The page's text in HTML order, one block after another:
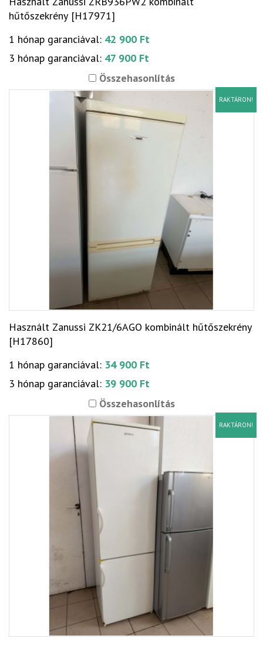
hűtőszekrény [H17971]
1 hónap garanciával: 42 900 Ft
3 hónap garanciával: 47 900 Ft
Összehasonlítás
RAKTÁRON!
Használt Zanussi ZK21/6AGO kombinált hűtőszekrény
[H17860]
1 hónap garanciával: 34 900 Ft
3 hónap garanciával: 39 900 Ft
Összehasonlítás
RAKTÁRON!